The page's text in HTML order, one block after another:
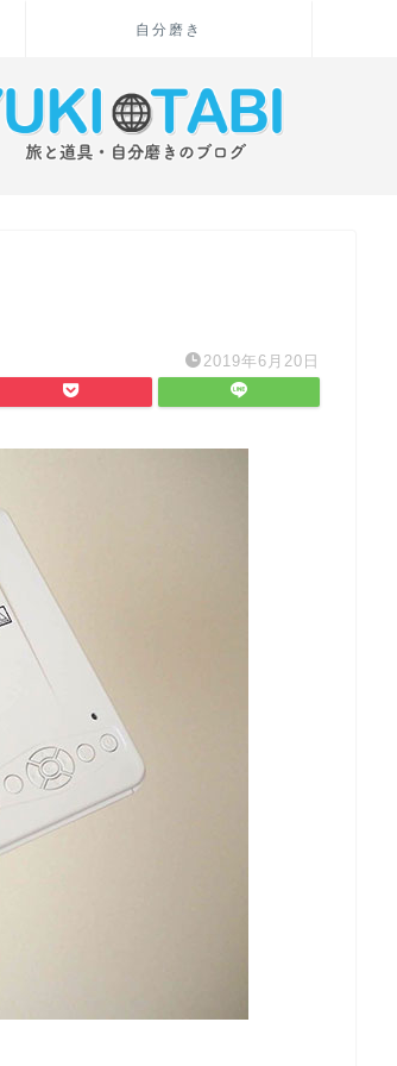
自分磨き
2019年6月20日